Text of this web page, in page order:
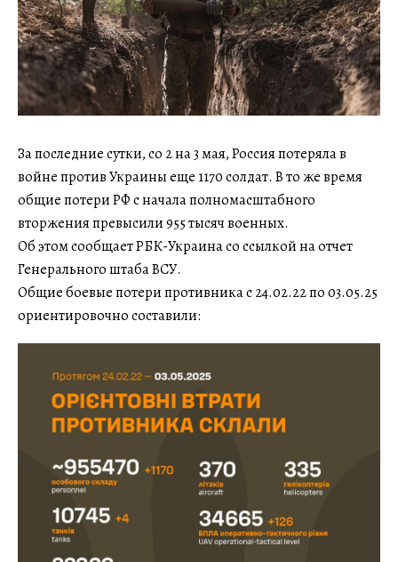
За последние сутки, со 2 на 3 мая, Россия потеряла в
войне против Украины еще 1170 солдат. В то же время
общие потери РФ с начала полномасштабного
вторжения превысили 955 тысяч военных.
Об этом сообщает РБК-Украина со ссылкой на отчет
Генерального штаба ВСУ.
Общие боевые потери противника с 24.02.22 по 03.05.25
ориентировочно составили: